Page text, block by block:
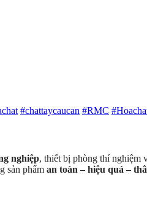
#chattaycaucan #RMC
nghiệp, thiết bị phòng thí nghiệm
sản phẩm an toàn – hiệu quả –